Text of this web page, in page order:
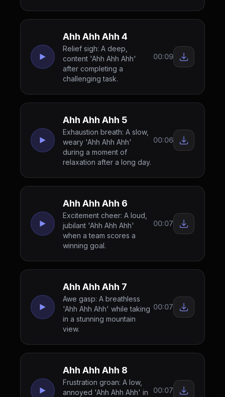
Ahh Ahh Ahh 4
Relief sigh: A deep,
content 'Ahh Ahh Ahh'
after completing a
challenging task.
00:09
Ahh Ahh Ahh 5
Exhaustion breath: A slow,
weary 'Ahh Ahh Ahh'
during a moment of
relaxation after a long day.
00:06
Ahh Ahh Ahh 6
Excitement cheer: A loud,
jubilant 'Ahh Ahh Ahh'
when a team scores a
winning goal.
00:07
Ahh Ahh Ahh 7
Awe gasp: A breathless
'Ahh Ahh Ahh' while taking
in a stunning mountain
view.
00:07
Ahh Ahh Ahh 8
Frustration groan: A low,
annoyed 'Ahh Ahh Ahh' in
00:07